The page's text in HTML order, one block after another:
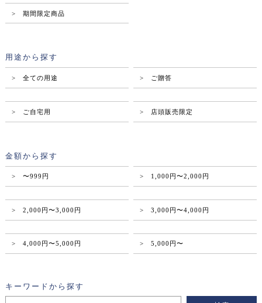
> 期間限定商品
用途から探す
> 全ての用途 > ご贈答
> ご自宅用 > 店頭販売限定
金額から探す
> 〜999円 > 1,000円〜2,000円
> 2,000円〜3,000円 > 3,000円〜4,000円
> 4,000円〜5,000円 > 5,000円〜
キーワードから探す